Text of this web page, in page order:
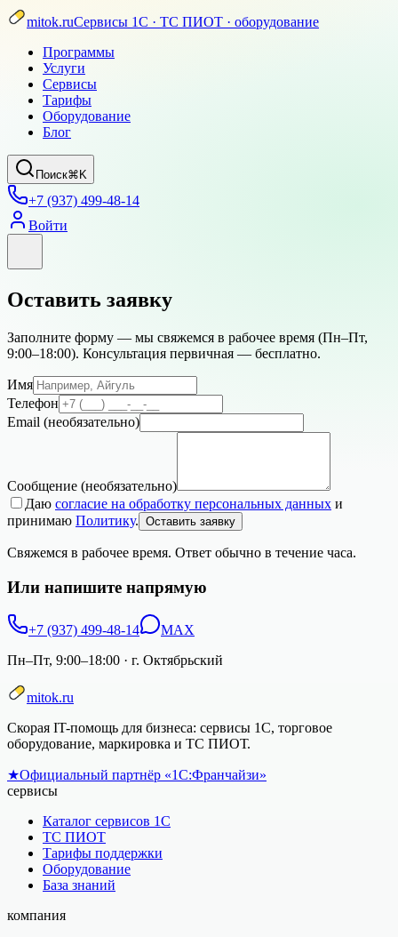
mitok.ruСервисы 1С · ТС ПИОТ · оборудование
Программы
Услуги
Сервисы
Тарифы
Оборудование
Блог
Поиск⌘K
+7 (937) 499-48-14
Войти
Оставить заявку
Заполните форму — мы свяжемся в рабочее время (Пн–Пт,
9:00–18:00). Консультация первичная — бесплатно.
Имя
Телефон
Email (необязательно)
Сообщение (необязательно)
Даю согласие на обработку персональных данных и
принимаю Политику. Оставить заявку
Свяжемся в рабочее время. Ответ обычно в течение часа.
Или напишите напрямую
+7 (937) 499-48-14
MAX
Пн–Пт, 9:00–18:00 · г. Октябрьский
mitok.ru
Скорая IT-помощь для бизнеса: сервисы 1С, торговое
оборудование, маркировка и ТС ПИОТ.
★Официальный партнёр «1С:Франчайзи»
сервисы
Каталог сервисов 1С
ТС ПИОТ
Тарифы поддержки
Оборудование
База знаний
компания